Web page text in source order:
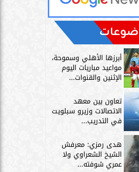
أبرزها الأهلي وسموحة،
مواعيد مباريات اليوم
الإثنين والقنوات...
تعاون بين معهد
الاتصالات وزيرو سبلويت
في التدريب...
هدى رمزي: معرفش
الشيخ الشعراوي ولا
عمري شوفته...